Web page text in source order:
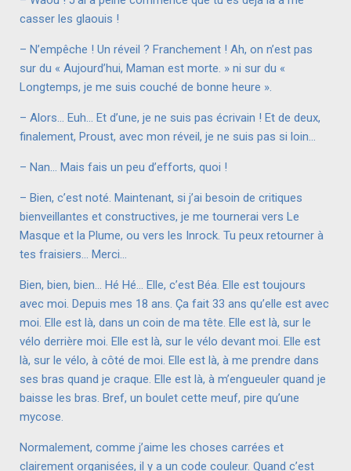
casser les glaouis !
– N’empêche ! Un réveil ? Franchement ! Ah, on n’est pas
sur du « Aujourd’hui, Maman est morte. » ni sur du «
Longtemps, je me suis couché de bonne heure ».
– Alors… Euh… Et d’une, je ne suis pas écrivain ! Et de deux,
finalement, Proust, avec mon réveil, je ne suis pas si loin…
– Nan… Mais fais un peu d’efforts, quoi !
– Bien, c’est noté. Maintenant, si j’ai besoin de critiques
bienveillantes et constructives, je me tournerai vers Le
Masque et la Plume, ou vers les Inrock. Tu peux retourner à
tes fraisiers… Merci…
Bien, bien, bien… Hé Hé… Elle, c’est Béa. Elle est toujours
avec moi. Depuis mes 18 ans. Ça fait 33 ans qu’elle est avec
moi. Elle est là, dans un coin de ma tête. Elle est là, sur le
vélo derrière moi. Elle est là, sur le vélo devant moi. Elle est
là, sur le vélo, à côté de moi. Elle est là, à me prendre dans
ses bras quand je craque. Elle est là, à m’engueuler quand je
baisse les bras. Bref, un boulet cette meuf, pire qu’une
mycose.
Normalement, comme j’aime les choses carrées et
clairement organisées, il y a un code couleur. Quand c’est